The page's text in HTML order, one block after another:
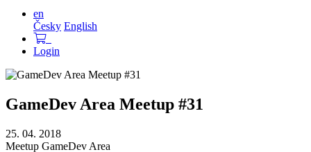
en
Česky English
Login
GameDev Area Meetup #31
25. 04. 2018
Meetup GameDev Area